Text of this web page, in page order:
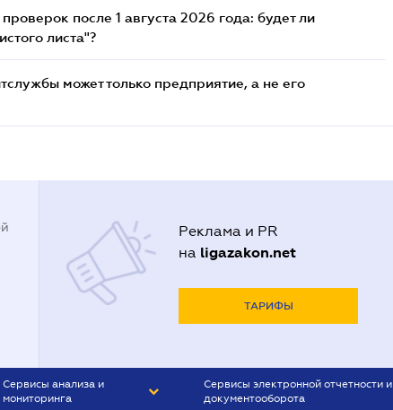
после 1 августа 2026 года: будет ли
листа"?
может только предприятие, а не его
Реклама и PR
на ligazakon.net
ТАРИФЫ
Сервисы анализа и
мониторинга
Сервисы электронной отчетности и
документооборота